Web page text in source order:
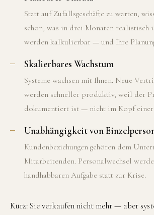
Statt auf Zufallsgeschäfte zu warten,
schon, was in drei Monaten realistisch
werden kalkulierbar — und Ihre
Skalierbares Wachstum
Systeme wachsen mit Ihnen. Neue
werden schneller produktiv, weil der
dokumentiert ist — nicht im Kopf einer
Unabhängigkeit von
Kundenbeziehungen gehören dem
Mitarbeitenden. Personalwechsel
handhabbaren Aufgabe statt zur Krise.
Kurz: Sie verkaufen nicht mehr — aber